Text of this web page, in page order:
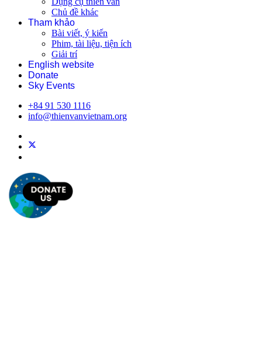
Chủ đề khác
Tham khảo
Bài viết, ý kiến
Phim, tài liệu, tiện ích
Giải trí
English website
Donate
Sky Events
+84 91 530 1116
info@thienvanvietnam.org